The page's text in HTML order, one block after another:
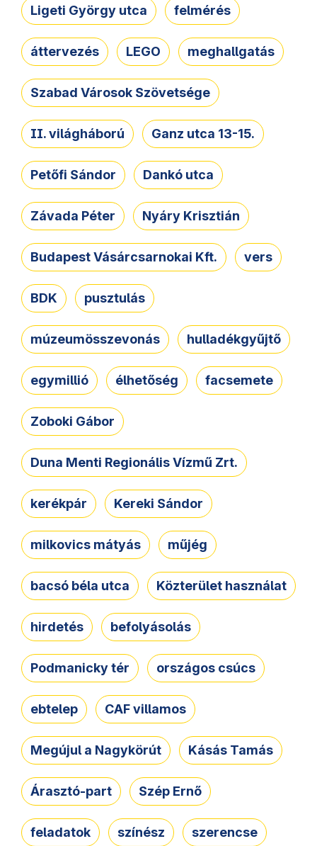
Ligeti György utca felmérés
áttervezés LEGO meghallgatás
Szabad Városok Szövetsége
II. világháború Ganz utca 13-15.
Petőfi Sándor Dankó utca
Závada Péter Nyáry Krisztián
Budapest Vásárcsarnokai Kft. vers
BDK pusztulás
múzeumösszevonás hulladékgyűjtő
egymillió élhetőség facsemete
Zoboki Gábor
Duna Menti Regionális Vízmű Zrt.
kerékpár Kereki Sándor
milkovics mátyás műjég
bacsó béla utca Közterület használat
hirdetés befolyásolás
Podmanicky tér országos csúcs
ebtelep CAF villamos
Megújul a Nagykörút Kásás Tamás
Árasztó-part Szép Ernő
feladatok színész szerencse